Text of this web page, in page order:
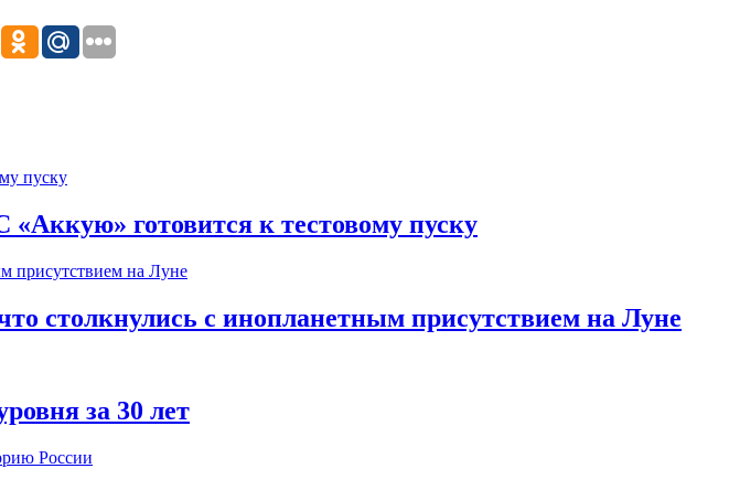
готовится к тестовому пуску
столкнулись с инопланетным присутствием на Луне
за 30 лет